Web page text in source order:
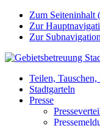
Zum Seiteninhalt (
Zur
Zur
Teilen, Tauschen,
Stadtgarteln
Presse